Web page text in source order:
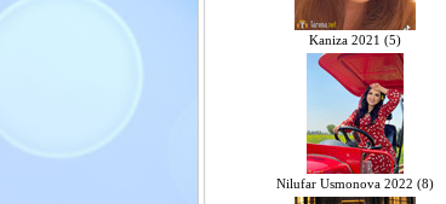
Kaniza 2021 (5)
Nilufar Usmonova 2022 (8)